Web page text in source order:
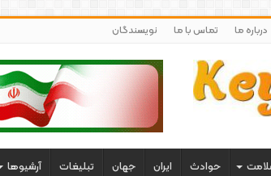
درباره ما تماس با ما نویسندگان
حوادث ایران جهان تبلیغات آرشیوها